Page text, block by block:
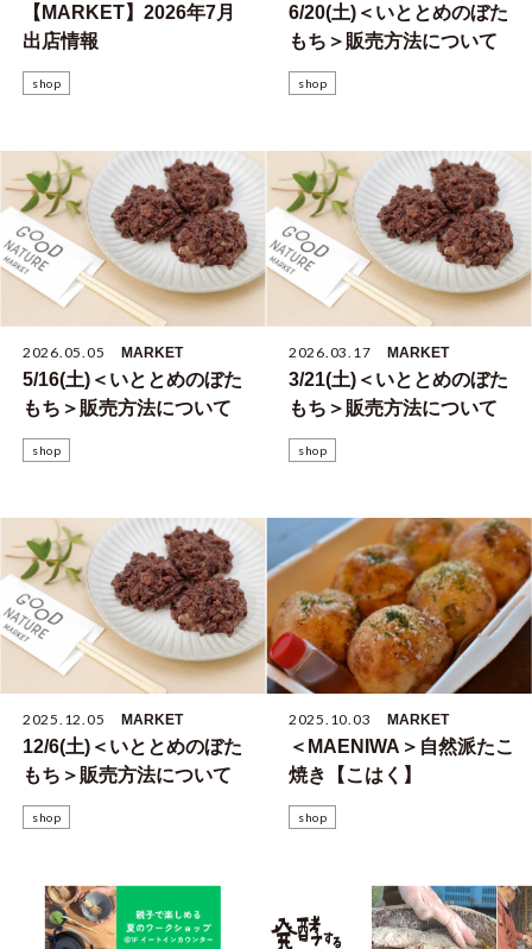
【MARKET】2026年7月
出店情報
shop
6/20(土)＜いととめのぼた
もち＞販売方法について
shop
2026.05.05 MARKET
5/16(土)＜いととめのぼた
もち＞販売方法について
shop
2026.03.17 MARKET
3/21(土)＜いととめのぼた
もち＞販売方法について
shop
2025.12.05 MARKET
12/6(土)＜いととめのぼた
もち＞販売方法について
shop
2025.10.03 MARKET
＜MAENIWA＞自然派たこ
焼き【こはく】
shop